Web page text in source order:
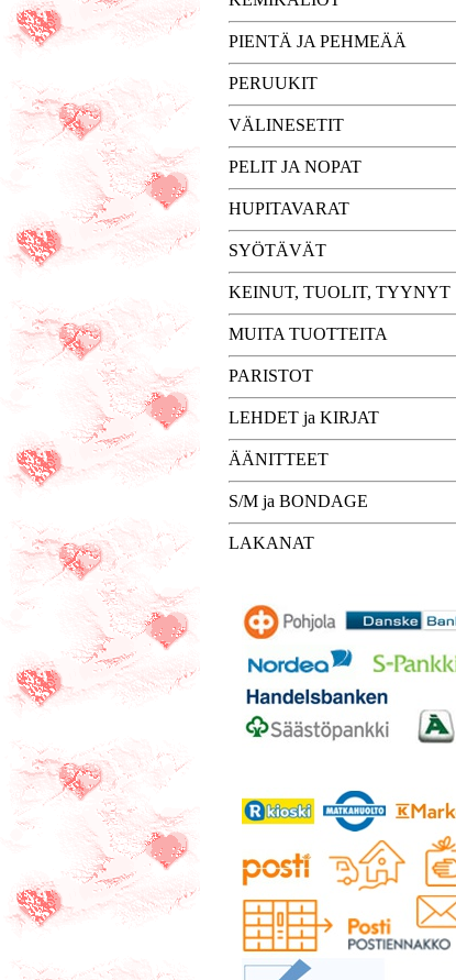
PIENTÄ JA PEHMEÄÄ
PERUUKIT
VÄLINESETIT
PELIT JA NOPAT
HUPITAVARAT
SYÖTÄVÄT
KEINUT, TUOLIT, TYYNYT
MUITA TUOTTEITA
PARISTOT
LEHDET ja KIRJAT
ÄÄNITTEET
S/M ja BONDAGE
LAKANAT